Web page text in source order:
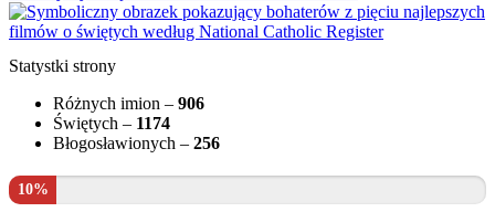
Statystki strony
Różnych imion – 906
Świętych – 1174
Błogosławionych – 256
10%